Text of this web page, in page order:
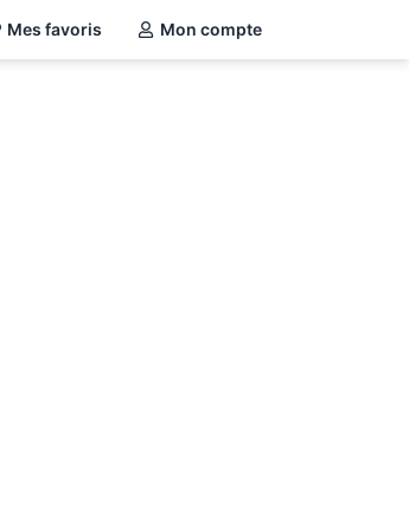
Mes favoris Mon compte